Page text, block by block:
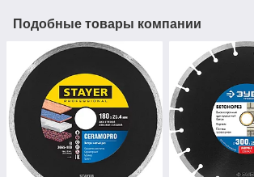
Подобные товары компании